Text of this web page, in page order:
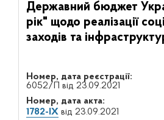
Державний бюджет
рік" щодо реалізації
заходів та
Номер, дата реєстрації:
6052/П від 23.09.2021
Номер, дата акта:
1782-IXвід 23.09.2021